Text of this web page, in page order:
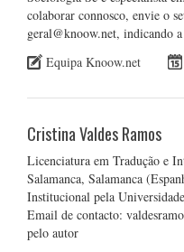
colaborar connosco, envie o
geral@knoow.net, indicando
Equipa Knoow.net
Cristina Valdes Ramos
Licenciatura em Tradução e
Salamanca, Salamanca
Institucional pela
Email de contacto:
pelo autor